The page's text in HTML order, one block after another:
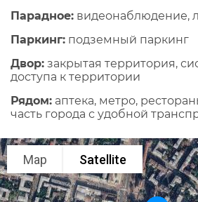
Парадное: видеонаблюдение,
Паркинг: подземный паркинг
Двор: закрытая территория,
доступа к территории
Рядом: аптека, метро,
часть города с удобной
Map Satellite